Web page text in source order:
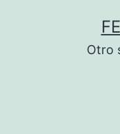
Otro